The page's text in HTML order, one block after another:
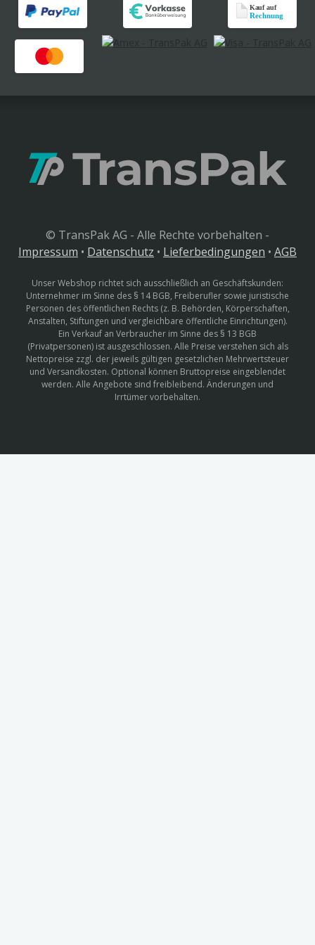
© TransPak AG - Alle Rechte vorbehalten -
Impressum • Datenschutz • Lieferbedingungen • AGB
Unser Webshop richtet sich ausschließlich an Geschäftskunden:
Unternehmer im Sinne des § 14 BGB, Freiberufler sowie juristische
Personen des öffentlichen Rechts (z. B. Behörden, Körperschaften,
Anstalten, Stiftungen und vergleichbare öffentliche Einrichtungen).
Ein Verkauf an Verbraucher im Sinne des § 13 BGB
(Privatpersonen) ist ausgeschlossen. Alle Preise verstehen sich als
Nettopreise zzgl. der jeweils gültigen gesetzlichen Mehrwertsteuer
und Versandkosten. Optional können Bruttopreise eingeblendet
werden. Alle Angebote sind freibleibend. Änderungen und
Irrtümer vorbehalten.